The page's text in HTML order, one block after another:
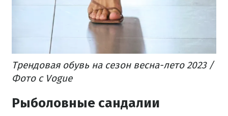
Трендовая обувь на сезон весна-лето 2023 /
Фото с Vogue
Рыболовные сандалии